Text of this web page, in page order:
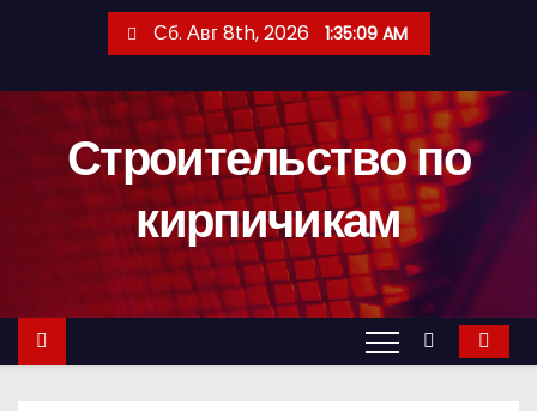
о
Сб. Авг 8th, 2026 1:35:10 AM
Строительство по
кирпичикам